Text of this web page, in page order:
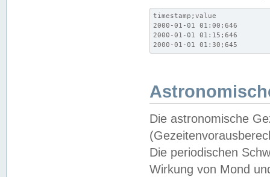
timestamp;value
2000-01-01 01:00;646
2000-01-01 01:15;646
2000-01-01 01:30;645
Die astronomische
Die periodischen
Wirkung von Mond